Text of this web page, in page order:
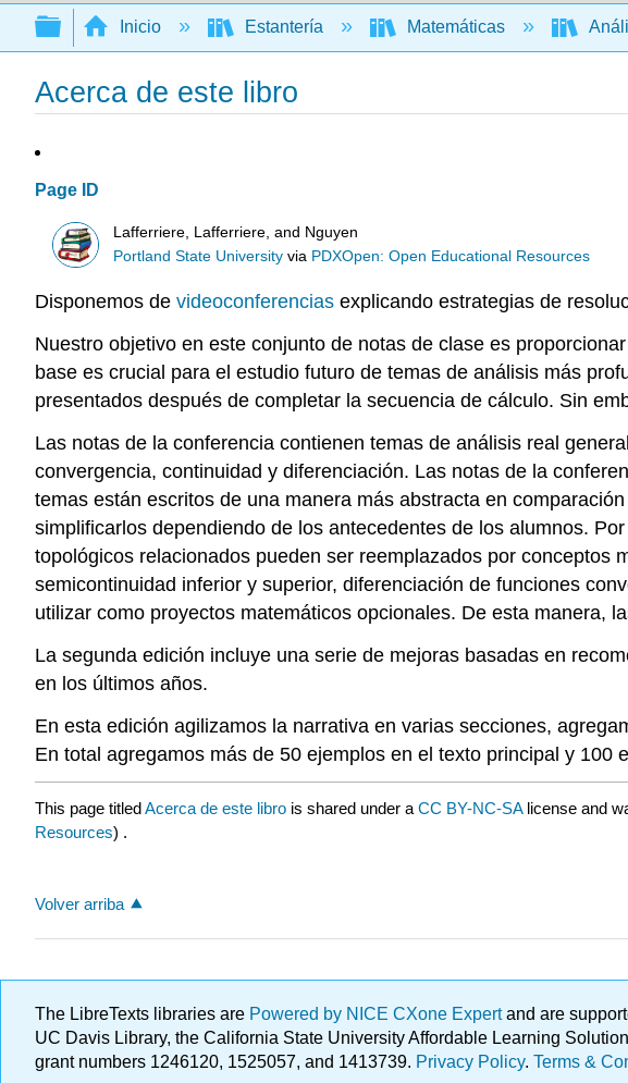
Buscar
Expandir/contraer jerarquía global
Inicio Estantería Matemáticas
Acerca de este libro
Page ID
Lafferriere, Lafferriere, and Nguyen
Portland State University via PDXOpen: Open Educational Resources
Disponemos de videoconferencias explicando estrategias de
Nuestro objetivo en este conjunto de notas de clase es
base es crucial para el estudio futuro de temas de análisis más
presentados después de completar la secuencia de cálculo. Sin
Las notas de la conferencia contienen temas de análisis real
convergencia, continuidad y diferenciación. Las notas de la
temas están escritos de una manera más abstracta en
simplificarlos dependiendo de los antecedentes de los alumnos.
topológicos relacionados pueden ser reemplazados por conceptos
semicontinuidad inferior y superior, diferenciación de funciones
utilizar como proyectos matemáticos opcionales. De esta manera,
La segunda edición incluye una serie de mejoras basadas en
en los últimos años.
En esta edición agilizamos la narrativa en varias secciones,
En total agregamos más de 50 ejemplos en el texto principal y 100
This page titledAcerca de este libro is shared under a CC BY-NC-SA license and
Resources) .
Volver arriba
The LibreTexts libraries are Powered by NICE CXone Expertand are
UC Davis Library, the California State University Affordable Learning
grant numbers 1246120, 1525057, and 1413739. Privacy Policy. Terms &